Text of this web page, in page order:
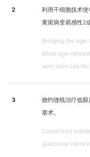
2
利用干细胞技术
黄斑病变易感性2
Bringing the
allele age-
with stem cell
3
烧灼缝线治疗低
塞术。
Cauterized
glaucoma valve